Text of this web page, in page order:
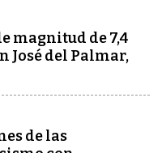
magnitud de 7,4
José del Palmar,
de las